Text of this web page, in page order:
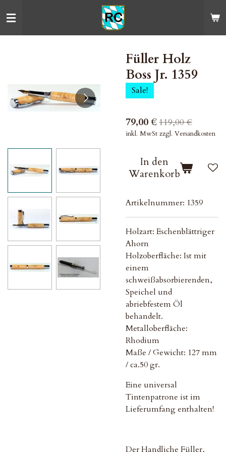
Hauptinhalt
springen
Füller Holz
Boss Jr. 1359
Sale!
79,00 €119,00 €
inkl. MwSt zzgl. Versandkosten
In den
Warenkorb
Artikelnummer: 1359
Holzart: Eschenblättriger
Ahorn
Holzoberfläche: Ist mit
einem
schweißabsorbierenden,
Speichel und
abriebfestem Öl
behandelt.
Metalloberfläche:
Rhodium
Maße / Gewicht: 127 mm
/ ca.50 gr.
Eine universal
Tintenpatrone ist im
Lieferumfang enthalten!
Der Handliche Füller,